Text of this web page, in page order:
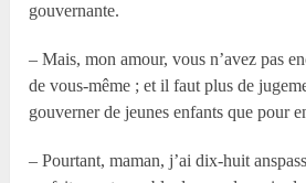
gouvernante.
– Mais, mon amour, vous n’avez pas
de vous-même ; et il faut plus de
gouverner de jeunes enfants que pour
– Pourtant, maman, j’ai dix-huit